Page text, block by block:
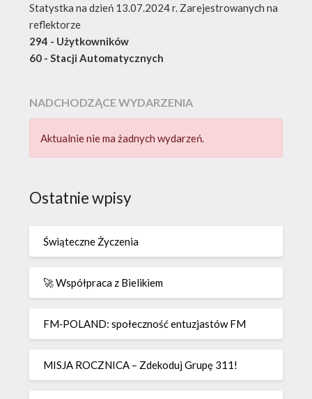
Statystka na dzień 13.07.2024 r. Zarejestrowanych na
reflektorze
294 - Użytkowników
60 - Stacji Automatycznych
NADCHODZĄCE WYDARZENIA
Aktualnie nie ma żadnych wydarzeń.
Ostatnie wpisy
Świąteczne Życzenia
🚀 Współpraca z Bielikiem
FM‑POLAND: społeczność entuzjastów FM
MISJA ROCZNICA – Zdekoduj Grupę 311!